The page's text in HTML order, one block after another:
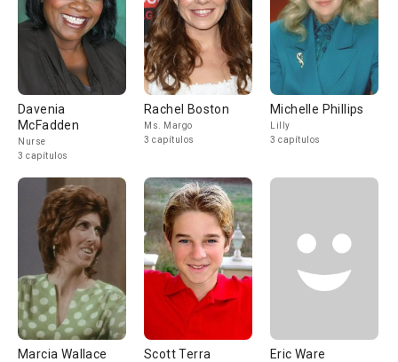
Davenia
McFadden
Nurse
3 capítulos
Rachel Boston
Ms. Margo
3 capítulos
Michelle Phillips
Lilly
3 capítulos
Marcia Wallace Scott Terra Eric Ware